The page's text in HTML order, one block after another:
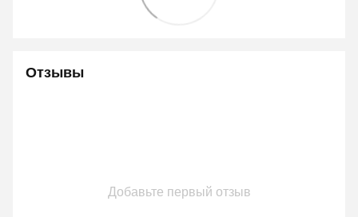
Отзывы
Добавьте первый отзыв